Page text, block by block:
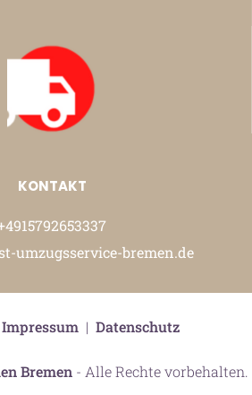
KONTAKT
umzugsservice-bremen.de
Bremen- Alle Rechte vorbehalten.
Impressum| Datenschutz